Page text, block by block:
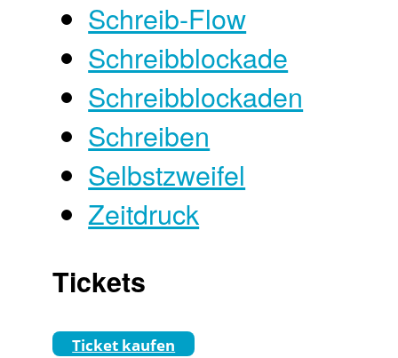
Schreib-Flow
Schreibblockade
Schreibblockaden
Schreiben
Selbstzweifel
Zeitdruck
Tickets
Ticket kaufen